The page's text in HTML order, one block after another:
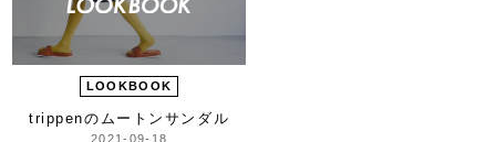
LOOKBOOK
trippenのムートンサンダル
2021-09-18